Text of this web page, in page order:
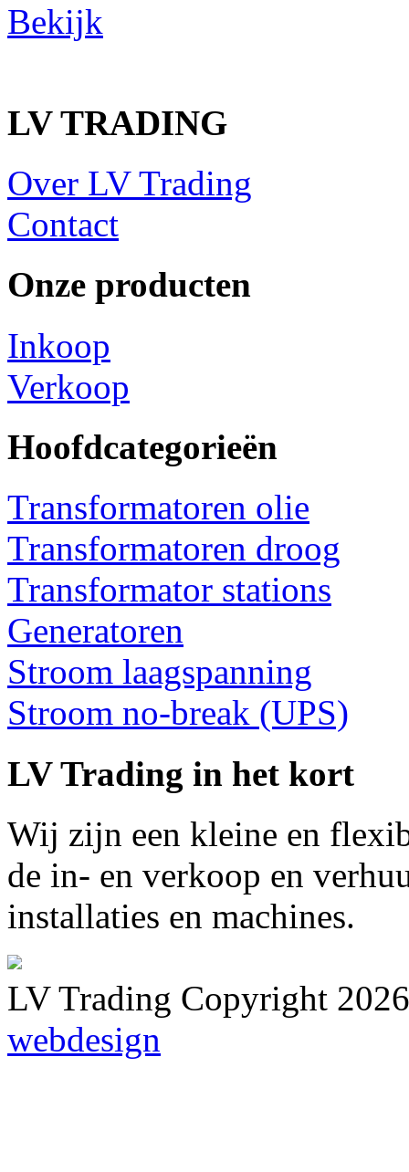
Bekijk
LV TRADING
Over LV Trading
Contact
Onze producten
Inkoop
Verkoop
Hoofdcategorieën
Transformatoren olie
Transformatoren droog
Transformator stations
Generatoren
Stroom laagspanning
Stroom no-break (UPS)
LV Trading in het kort
Wij zijn een kleine en
de in- en verkoop en
installaties en machines.
LV Trading Copyright
webdesign